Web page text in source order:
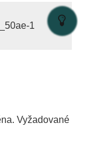
1
Vyžadované